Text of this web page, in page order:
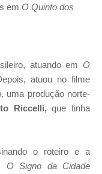
em O Quinto dos
atuando em O
atuou no filme
uma produção norte-
Riccelli,que tinha
o roteiro e a
O Signo da Cidade